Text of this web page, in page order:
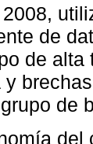
de
de alta
y
de
del